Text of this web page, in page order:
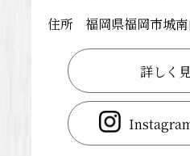
住所
福岡県福岡市城
詳しく